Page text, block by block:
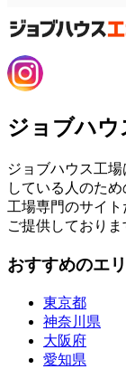
ジョブハウ
ジョブハウス工
している人のため
工場専門のサイ
ご提供しておりま
おすすめのエ
東京都
神奈川県
大阪府
愛知県